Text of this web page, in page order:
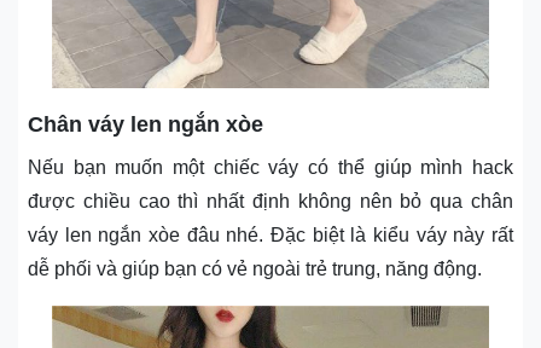
Chân váy len ngắn xòe
Nếu bạn muốn một chiếc váy có thể giúp mình hack
được chiều cao thì nhất định không nên bỏ qua chân
váy len ngắn xòe đâu nhé. Đặc biệt là kiểu váy này rất
dễ phối và giúp bạn có vẻ ngoài trẻ trung, năng động.